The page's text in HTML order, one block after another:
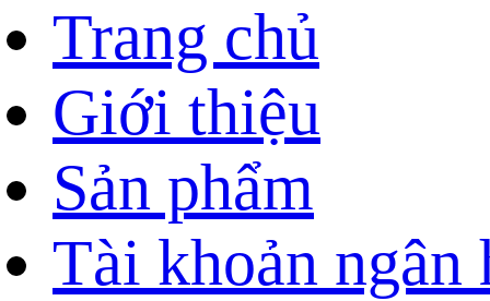
Trang chủ
Giới thiệu
Sản phẩm
Tài khoản ngân